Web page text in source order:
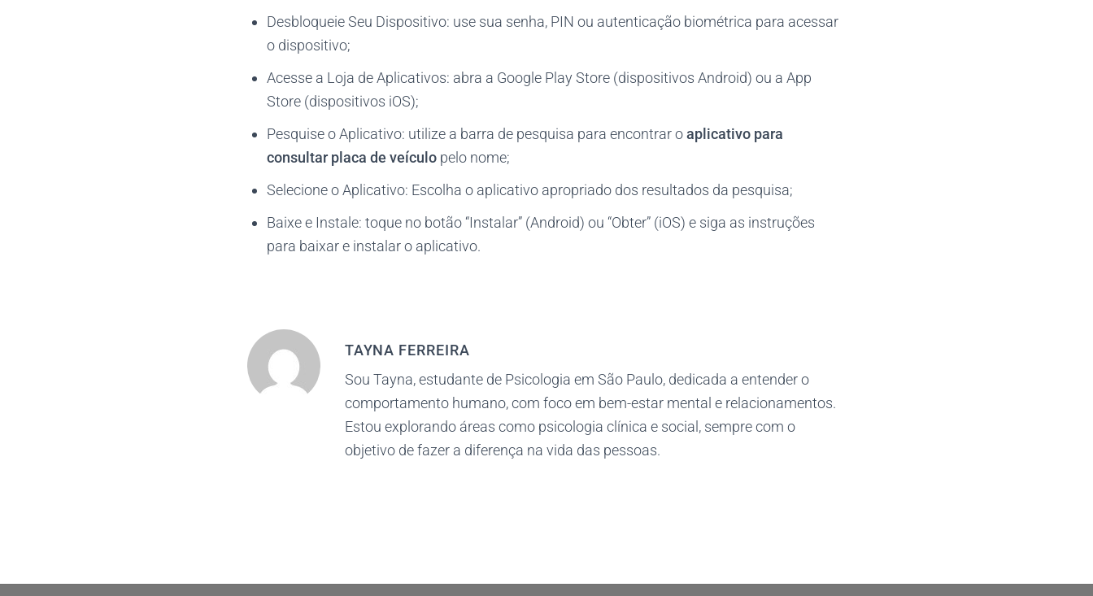
Desbloqueie Seu Dispositivo: use sua senha, PIN ou autenticação biométrica para acessar
o dispositivo;
Acesse a Loja de Aplicativos: abra a Google Play Store (dispositivos Android) ou a App
Store (dispositivos iOS);
Pesquise o Aplicativo: utilize a barra de pesquisa para encontrar oaplicativo para
consultar placa de veículopelo nome;
Selecione o Aplicativo: Escolha o aplicativo apropriado dos resultados da pesquisa;
Baixe e Instale: toque no botão “Instalar” (Android) ou “Obter” (iOS) e siga as instruções
para baixar e instalar o aplicativo.
TAYNA FERREIRA
Sou Tayna, estudante de Psicologia em São Paulo, dedicada a entender o
comportamento humano, com foco em bem-estar mental e relacionamentos.
Estou explorando áreas como psicologia clínica e social, sempre com o
objetivo de fazer a diferença na vida das pessoas.